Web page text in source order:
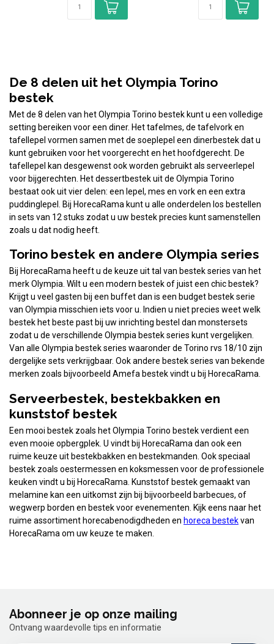
De 8 delen uit het Olympia Torino
bestek
Met de 8 delen van het Olympia Torino bestek kunt u een volledige
setting bereiken voor een diner. Het tafelmes, de tafelvork en
tafellepel vormen samen met de soeplepel een dinerbestek dat u
kunt gebruiken voor het voorgerecht en het hoofdgerecht. De
tafellepel kan desgewenst ook worden gebruikt als serveerlepel
voor bijgerechten. Het dessertbestek uit de Olympia Torino
bestaat ook uit vier delen: een lepel, mes en vork en een extra
puddinglepel. Bij HorecaRama kunt u alle onderdelen los bestellen
in sets van 12 stuks zodat u uw bestek precies kunt samenstellen
zoals u dat nodig heeft.
Torino bestek en andere Olympia series
Bij HorecaRama heeft u de keuze uit tal van bestek series van het
merk Olympia. Wilt u een modern bestek of juist een chic bestek?
Krijgt u veel gasten bij een buffet dan is een budget bestek serie
van Olympia misschien iets voor u. Indien u niet precies weet welk
bestek het beste past bij uw inrichting bestel dan monstersets
zodat u de verschillende Olympia bestek series kunt vergelijken.
Van alle Olympia bestek series waaronder de Torino rvs 18/10 zijn
dergelijke sets verkrijgbaar. Ook andere bestek series van bekende
merken zoals bijvoorbeeld Amefa bestek vindt u bij HorecaRama.
Serveerbestek, bestekbakken en
kunststof bestek
Een mooi bestek zoals het Olympia Torino bestek verdient een
even mooie opbergplek. U vindt bij HorecaRama dan ook een
ruime keuze uit bestekbakken en bestekmanden. Ook speciaal
bestek zoals oestermessen en koksmessen voor de professionele
keuken vindt u bij HorecaRama. Kunststof bestek gemaakt van
melamine kan een uitkomst zijn bij bijvoorbeeld barbecues, of
wegwerp borden en bestek voor evenementen. Kijk eens naar het
ruime assortiment horecabenodigdheden en horeca bestekvan
HorecaRama om uw keuze te maken.
Abonneer je op onze mailing
Ontvang waardevolle tips en informatie